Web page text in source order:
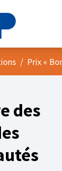
/ Prix «
des